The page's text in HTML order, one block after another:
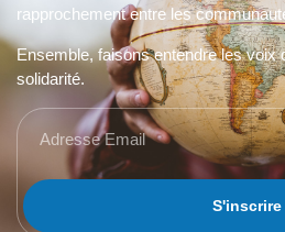
rapprochement entre les
Ensemble, faisons entendre les voix
solidarité.
S'inscrire